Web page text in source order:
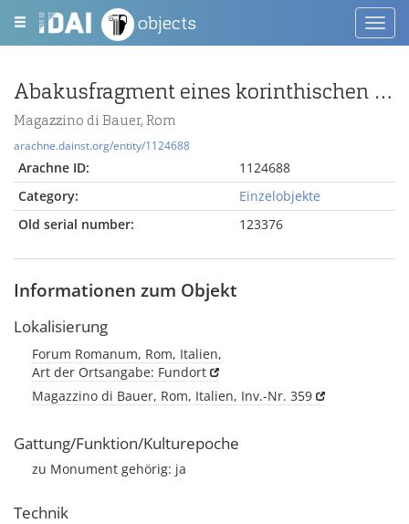
objects
Abakusfragment eines korinthischen Kapitells
Magazzino di Bauer, Rom
arachne.dainst.org/entity/1124688
Arachne ID:
1124688
Category:
Einzelobjekte
Old serial number:
123376
Informationen zum Objekt
Lokalisierung
Forum Romanum, Rom, Italien,
Art der Ortsangabe: Fundort
Magazzino di Bauer, Rom, Italien, Inv.-Nr. 359
Gattung/Funktion/Kulturepoche
zu Monument gehörig: ja
Technik